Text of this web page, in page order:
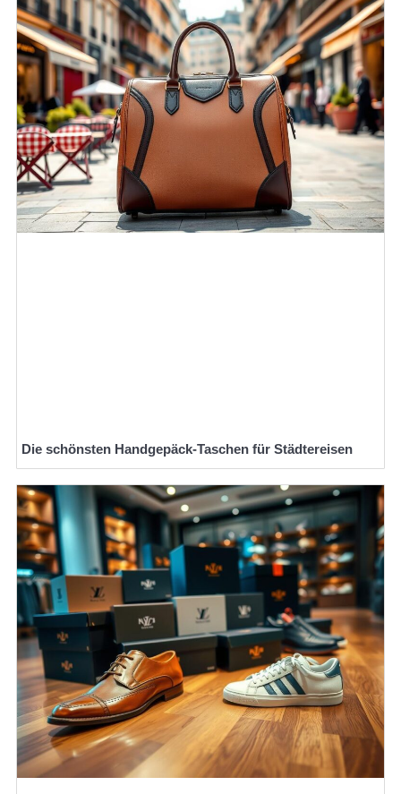
Die schönsten Handgepäck-Taschen für Städtereisen